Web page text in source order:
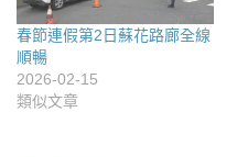
春節連假第2日蘇花路廊全線
順暢
2026-02-15
類似文章